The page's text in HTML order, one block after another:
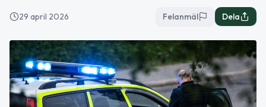
29 april 2026 Felanmäl Dela